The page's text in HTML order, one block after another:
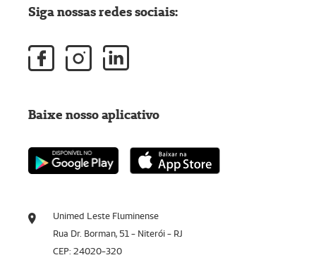
Unimed Leste Fluminense
Rua Dr. Borman, 51 - Niterói - RJ
CEP: 24020-320
Siga nossas redes sociais:
Baixe nosso aplicativo